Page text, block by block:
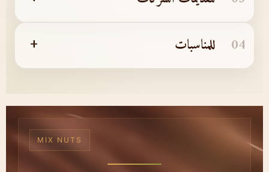
04 للمناسبات +
MIX NUTS